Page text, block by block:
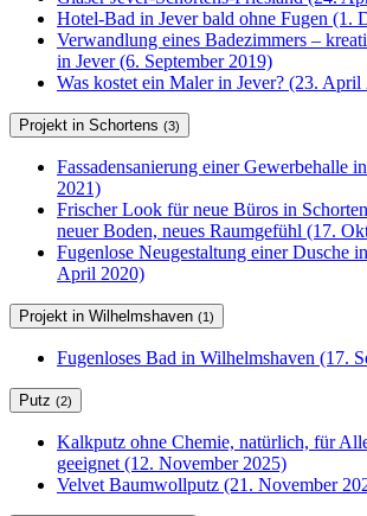
Hotel-Bad in Jever bald ohne Fugen (1.
Verwandlung eines Badezimmers –
in Jever (6. September 2019)
Was kostet ein Maler in Jever? (23. April
Projekt in Schortens (3)
Fassadensanierung einer Gewerbehalle
2021)
Frischer Look für neue Büros in
neuer Boden, neues Raumgefühl (17.
Fugenlose Neugestaltung einer Dusche
April 2020)
Projekt in Wilhelmshaven (1)
Fugenloses Bad in Wilhelmshaven (17.
Putz (2)
Kalkputz ohne Chemie, natürlich, für
geeignet (12. November 2025)
Velvet Baumwollputz (21. November